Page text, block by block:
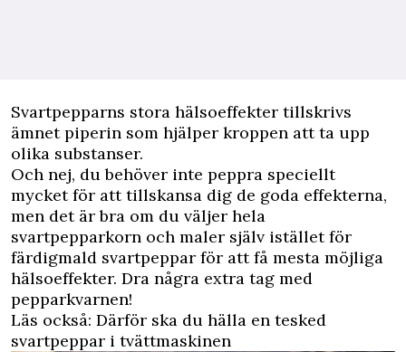
Svartpepparns stora hälsoeffekter tillskrivs
ämnet piperin som hjälper kroppen att ta upp
olika substanser.
Och nej, du behöver inte peppra speciellt
mycket för att tillskansa dig de goda effekterna,
men det är bra om du väljer hela
svartpepparkorn och maler själv istället för
färdigmald svartpeppar för att få mesta möjliga
hälsoeffekter. Dra några extra tag med
pepparkvarnen!
Läs också: Därför ska du hälla en tesked
svartpeppar i tvättmaskinen